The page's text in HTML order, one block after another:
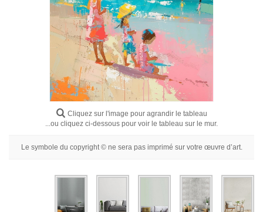
Cliquez sur l'image pour agrandir le tableau
...ou cliquez ci-dessous pour voir le tableau sur le mur.
Le symbole du copyright © ne sera pas imprimé sur votre œuvre d’art.